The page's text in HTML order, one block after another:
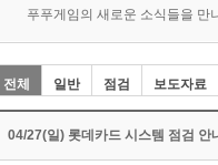
푸푸게임의 새로운 소식들을 만
전체 일반 점검 보도자료
04/27(일) 롯데카드 시스템 점검 안